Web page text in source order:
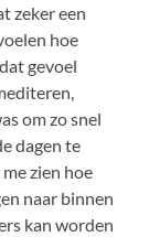
zeker een
hoe
gevoel
om zo snel
dagen te
zien hoe
naar binnen
kan worden